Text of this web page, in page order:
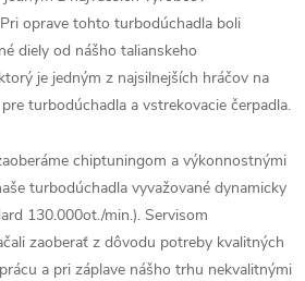
oprave tohto turbodúchadla boli
diely od nášho talianskeho
je jedným z najsilnejších hráčov na
turbodúchadla a vstrekovacie čerpadla.
chiptuningom a výkonnostnými
turbodúchadla vyvažované dynamicky
130.000ot./min.). Servisom
zaoberať z dôvodu potreby kvalitných
a pri záplave nášho trhu nekvalitnými